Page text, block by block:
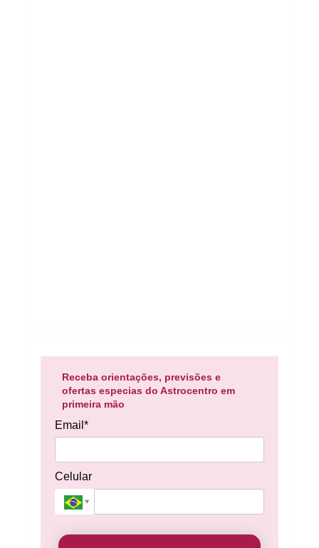
Receba orientações, previsões e
ofertas especias do Astrocentro em
primeira mão
Email*
Celular